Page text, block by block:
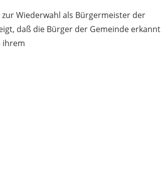
Wiederwahl als Bürgermeister der
daß die Bürger der Gemeinde erkannt
ihrem